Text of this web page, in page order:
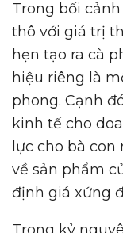
Trong bối
thô với giá trị
hẹn tạo ra cà
hiệu riêng là
phong. Cạnh
kinh tế cho
lực cho bà
về sản phẩm
định giá xứng